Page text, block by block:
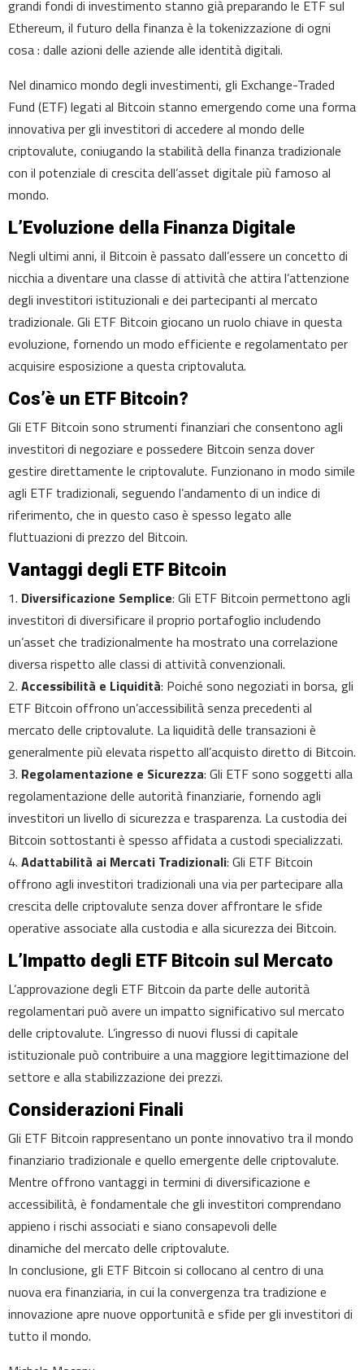
grandi fondi di investimento stanno già preparando le ETF sul
Ethereum, il futuro della finanza è la tokenizzazione di ogni
cosa : dalle azioni delle aziende alle identità digitali.
Nel dinamico mondo degli investimenti, gli Exchange-Traded
Fund (ETF) legati al Bitcoin stanno emergendo come una forma
innovativa per gli investitori di accedere al mondo delle
criptovalute, coniugando la stabilità della finanza tradizionale
con il potenziale di crescita dell’asset digitale più famoso al
mondo.
L’Evoluzione della Finanza Digitale
Negli ultimi anni, il Bitcoin è passato dall’essere un concetto di
nicchia a diventare una classe di attività che attira l’attenzione
degli investitori istituzionali e dei partecipanti al mercato
tradizionale. Gli ETF Bitcoin giocano un ruolo chiave in questa
evoluzione, fornendo un modo efficiente e regolamentato per
acquisire esposizione a questa criptovaluta.
Cos’è un ETF Bitcoin?
Gli ETF Bitcoin sono strumenti finanziari che consentono agli
investitori di negoziare e possedere Bitcoin senza dover
gestire direttamente le criptovalute. Funzionano in modo simile
agli ETF tradizionali, seguendo l’andamento di un indice di
riferimento, che in questo caso è spesso legato alle
fluttuazioni di prezzo del Bitcoin.
Vantaggi degli ETF Bitcoin
1. Diversificazione Semplice: Gli ETF Bitcoin permettono agli
investitori di diversificare il proprio portafoglio includendo
un’asset che tradizionalmente ha mostrato una correlazione
diversa rispetto alle classi di attività convenzionali.
2. Accessibilità e Liquidità: Poiché sono negoziati in borsa, gli
ETF Bitcoin offrono un’accessibilità senza precedenti al
mercato delle criptovalute. La liquidità delle transazioni è
generalmente più elevata rispetto all’acquisto diretto di Bitcoin.
3. Regolamentazione e Sicurezza: Gli ETF sono soggetti alla
regolamentazione delle autorità finanziarie, fornendo agli
investitori un livello di sicurezza e trasparenza. La custodia dei
Bitcoin sottostanti è spesso affidata a custodi specializzati.
4. Adattabilità ai Mercati Tradizionali: Gli ETF Bitcoin
offrono agli investitori tradizionali una via per partecipare alla
crescita delle criptovalute senza dover affrontare le sfide
operative associate alla custodia e alla sicurezza dei Bitcoin.
L’Impatto degli ETF Bitcoin sul Mercato
L’approvazione degli ETF Bitcoin da parte delle autorità
regolamentari può avere un impatto significativo sul mercato
delle criptovalute. L’ingresso di nuovi flussi di capitale
istituzionale può contribuire a una maggiore legittimazione del
settore e alla stabilizzazione dei prezzi.
Considerazioni Finali
Gli ETF Bitcoin rappresentano un ponte innovativo tra il mondo
finanziario tradizionale e quello emergente delle criptovalute.
Mentre offrono vantaggi in termini di diversificazione e
accessibilità, è fondamentale che gli investitori comprendano
appieno i rischi associati e siano consapevoli delle
dinamiche del mercato delle criptovalute.
In conclusione, gli ETF Bitcoin si collocano al centro di una
nuova era finanziaria, in cui la convergenza tra tradizione e
innovazione apre nuove opportunità e sfide per gli investitori di
tutto il mondo.